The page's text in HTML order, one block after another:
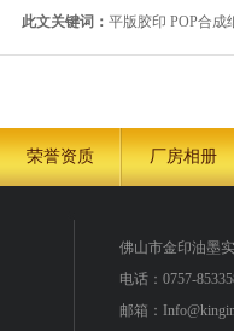
此文关键词： 平版胶印 POP合成
荣誉资质 厂房相册
佛山市金印油墨
电话：0757-
邮箱：